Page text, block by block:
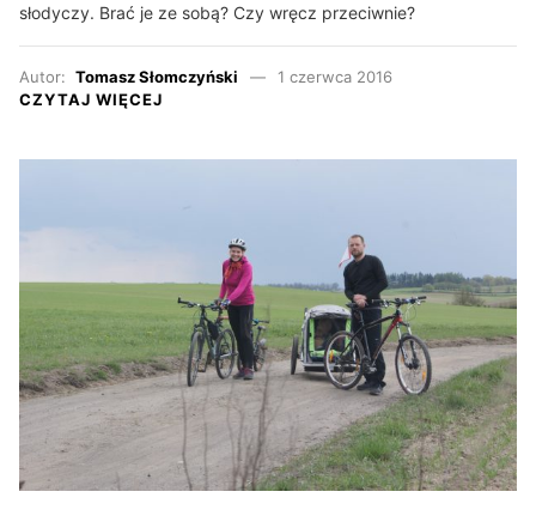
słodyczy. Brać je ze sobą? Czy wręcz przeciwnie?
Autor: Tomasz Słomczyński
1 czerwca 2016
CZYTAJ WIĘCEJ